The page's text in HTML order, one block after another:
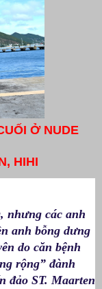
Ở NUDE
HIHI
nhưng các anh
anh bỗng dưng
do căn bệnh
rộng” đành
đảo ST. Maarten